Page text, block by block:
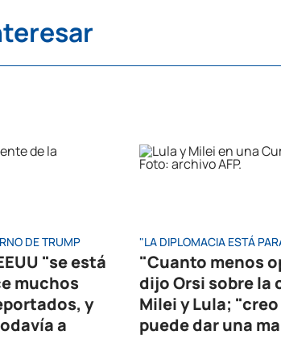
DE TRUMP
"se está
muchos
y
a
"LA DIPLOMACIA ESTÁ
"Cuanto menos
dijo Orsi sobre la
Milei y Lula;
puede dar una